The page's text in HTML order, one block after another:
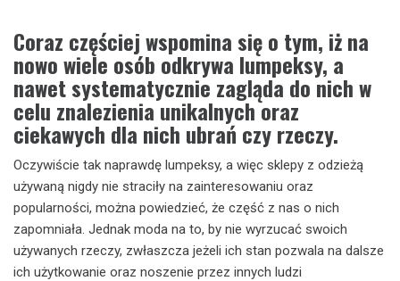
Coraz częściej wspomina się o tym, iż na
nowo wiele osób odkrywa lumpeksy, a
nawet systematycznie zagląda do nich w
celu znalezienia unikalnych oraz
ciekawych dla nich ubrań czy rzeczy.
Oczywiście tak naprawdę lumpeksy, a więc sklepy z odzieżą
używaną nigdy nie straciły na zainteresowaniu oraz
popularności, można powiedzieć, że część z nas o nich
zapomniała. Jednak moda na to, by nie wyrzucać swoich
używanych rzeczy, zwłaszcza jeżeli ich stan pozwala na dalsze
ich użytkowanie oraz noszenie przez innych ludzi